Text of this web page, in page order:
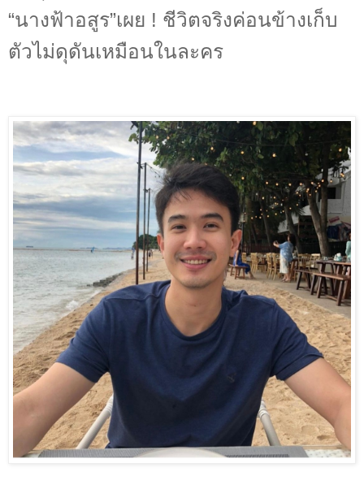
“นางฟ้าอสูร”เผย ! ชีวิตจริงค่อนข้างเก็บ
ตัวไม่ดุดันเหมือนในละคร